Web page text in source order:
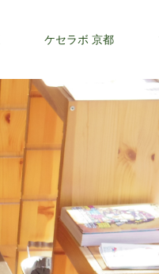
ケセラボ 京都